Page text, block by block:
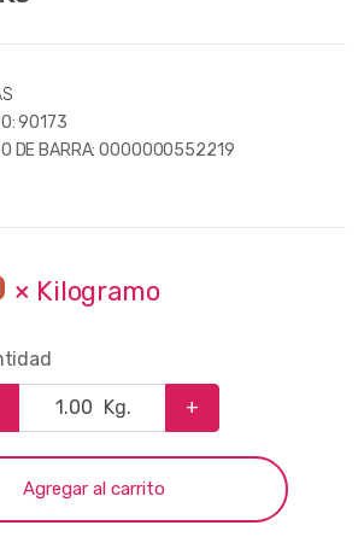
90173
DE BARRA:0000000552219
× Kilogramo
Kg. +
Agregar al carrito